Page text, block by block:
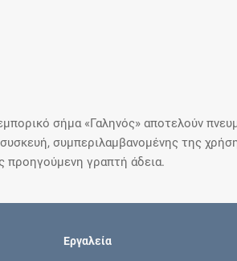
σήμα «Γαληνός» αποτελούν
συμπεριλαμβανομένης της
προηγούμενη γραπτή άδεια.
Εργαλεία